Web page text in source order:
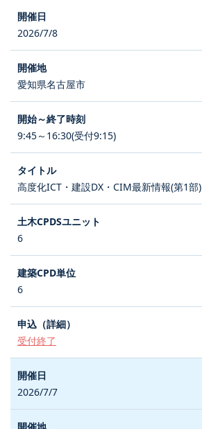
2026/7/8
愛知県名古屋市
9:45～16:30(受付9:15)
高度化ICT・建設DX・CIM最新情報(第1部)
6
6
受付終了
2026/7/7